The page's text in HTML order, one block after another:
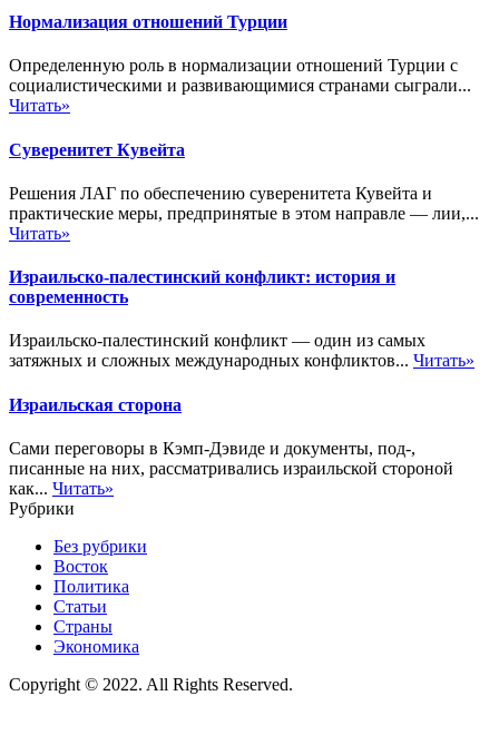
Нормализация отношений Турции
Определенную роль в нормализации отношений Турции с
социалистическими и развивающимися странами сыграли...
Читать»
Суверенитет Кувейта
Решения ЛАГ по обеспечению суверенитета Кувейта и
практические меры, предпринятые в этом направле — лии,...
Читать»
Израильско-палестинский конфликт: история и
современность
Израильско-палестинский конфликт — один из самых
затяжных и сложных международных конфликтов... Читать»
Израильская сторона
Сами переговоры в Кэмп-Дэвиде и документы, под-,
писанные на них, рассматривались израильской стороной
как... Читать»
Рубрики
Без рубрики
Восток
Политика
Статьи
Страны
Экономика
Copyright © 2022. All Rights Reserved.